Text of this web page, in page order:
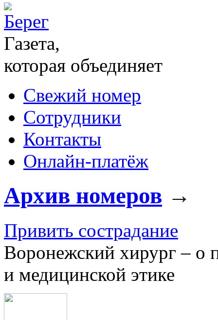
Газета,
которая объединяет
Свежий номер
Сотрудники
Контакты
Онлайн-платёж
Архив номеров →
Привить сострадание
Воронежский хирург – о
и медицинской этике